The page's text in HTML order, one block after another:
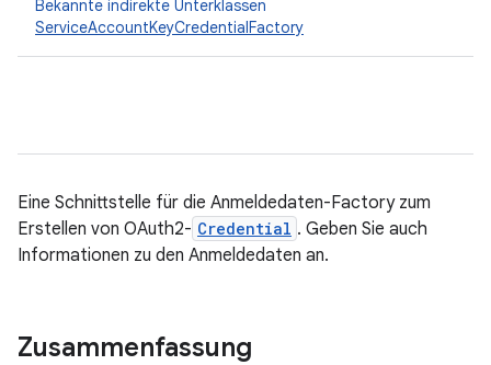
Bekannte indirekte Unterklassen
ServiceAccountKeyCredentialFactory
Eine Schnittstelle für die Anmeldedaten-Factory zum
Erstellen von OAuth2- Credential . Geben Sie auch
Informationen zu den Anmeldedaten an.
Zusammenfassung